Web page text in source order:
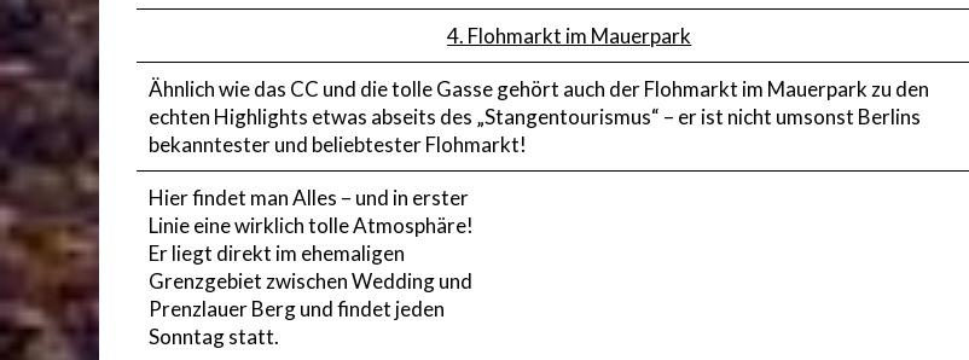
4. Flohmarkt im Mauerpark
Ähnlich wie das CC und die tolle Gasse gehört auch der Flohmarkt im Mauerpark zu den
echten Highlights etwas abseits des „Stangentourismus“ – er ist nicht umsonst Berlins
bekanntester und beliebtester Flohmarkt!
Hier findet man Alles – und in erster
Linie eine wirklich tolle Atmosphäre!
Er liegt direkt im ehemaligen
Grenzgebiet zwischen Wedding und
Prenzlauer Berg und findet jeden
Sonntag statt.